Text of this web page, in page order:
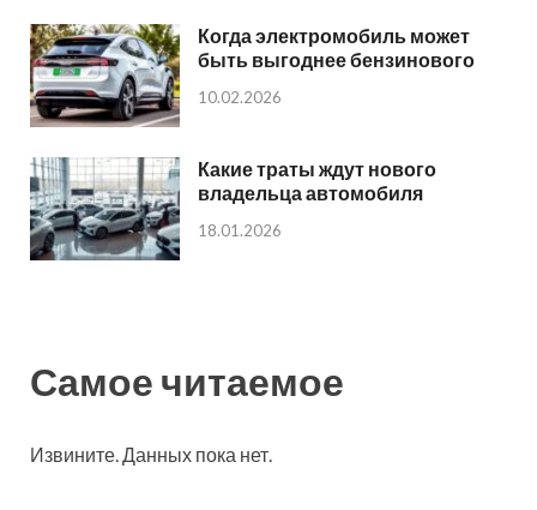
Когда электромобиль может
быть выгоднее бензинового
10.02.2026
Какие траты ждут нового
владельца автомобиля
18.01.2026
Самое читаемое
Извините. Данных пока нет.